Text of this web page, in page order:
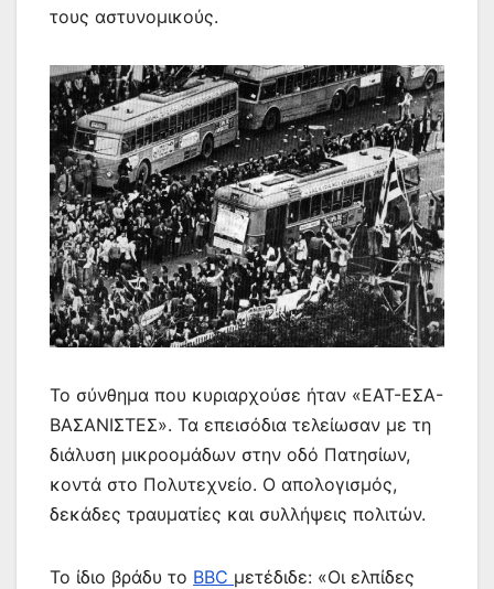
τους αστυνομικούς.
Το σύνθημα που κυριαρχούσε ήταν «ΕΑΤ-ΕΣΑ-
ΒΑΣΑΝΙΣΤΕΣ». Τα επεισόδια τελείωσαν με τη
διάλυση μικροομάδων στην οδό Πατησίων,
κοντά στο Πολυτεχνείο. Ο απολογισμός,
δεκάδες τραυματίες και συλλήψεις πολιτών.
Το ίδιο βράδυ το ΒΒC μετέδιδε: «Οι ελπίδες